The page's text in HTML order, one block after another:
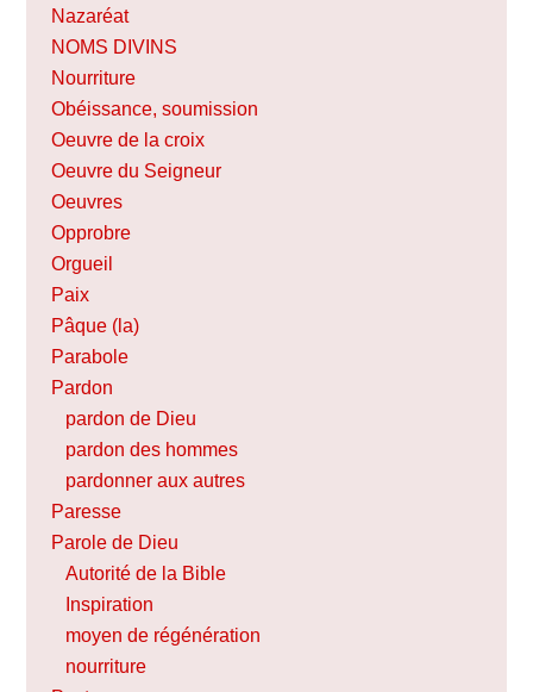
Nazaréat
NOMS DIVINS
Nourriture
Obéissance, soumission
Oeuvre de la croix
Oeuvre du Seigneur
Oeuvres
Opprobre
Orgueil
Paix
Pâque (la)
Parabole
Pardon
pardon de Dieu
pardon des hommes
pardonner aux autres
Paresse
Parole de Dieu
Autorité de la Bible
Inspiration
moyen de régénération
nourriture